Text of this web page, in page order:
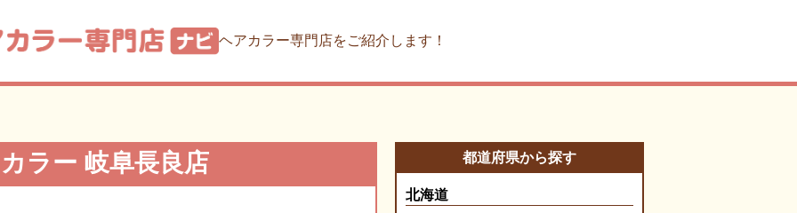
ヘアカラー専門店をご紹介します！
ラー 岐阜長良店 都道府県から探す
北海道